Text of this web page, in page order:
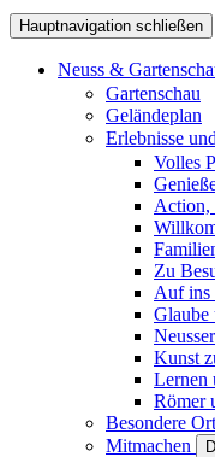
Hauptnavigation schließen
Neuss &
Gartenschau
Geländeplan
Erlebnisse
Volles
Action,
Zu
Auf ins
Glaube
Kunst
Lernen
Römer
Besondere
Mitmachen